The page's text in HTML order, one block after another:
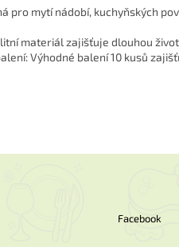
pro mytí nádobí, kuchyňských
materiál zajišťuje dlouhou
Výhodné balení 10 kusů
Facebook